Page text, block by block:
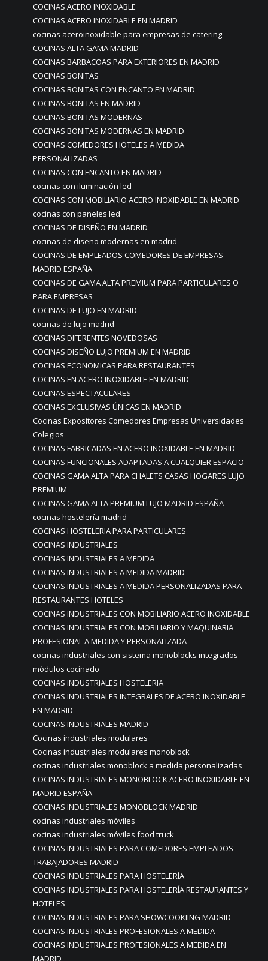
COCINAS ACERO INOXIDABLE
COCINAS ACERO INOXIDABLE EN MADRID
cocinas aceroinoxidable para empresas de catering
COCINAS ALTA GAMA MADRID
COCINAS BARBACOAS PARA EXTERIORES EN MADRID
COCINAS BONITAS
COCINAS BONITAS CON ENCANTO EN MADRID
COCINAS BONITAS EN MADRID
COCINAS BONITAS MODERNAS
COCINAS BONITAS MODERNAS EN MADRID
COCINAS COMEDORES HOTELES A MEDIDA
PERSONALIZADAS
COCINAS CON ENCANTO EN MADRID
cocinas con iluminación led
COCINAS CON MOBILIARIO ACERO INOXIDABLE EN MADRID
cocinas con paneles led
COCINAS DE DISEÑO EN MADRID
cocinas de diseño modernas en madrid
COCINAS DE EMPLEADOS COMEDORES DE EMPRESAS
MADRID ESPAÑA
COCINAS DE GAMA ALTA PREMIUM PARA PARTICULARES O
PARA EMPRESAS
COCINAS DE LUJO EN MADRID
cocinas de lujo madrid
COCINAS DIFERENTES NOVEDOSAS
COCINAS DISEÑO LUJO PREMIUM EN MADRID
COCINAS ECONOMICAS PARA RESTAURANTES
COCINAS EN ACERO INOXIDABLE EN MADRID
COCINAS ESPECTACULARES
COCINAS EXCLUSIVAS ÚNICAS EN MADRID
Cocinas Expositores Comedores Empresas Universidades
Colegios
COCINAS FABRICADAS EN ACERO INOXIDABLE EN MADRID
COCINAS FUNCIONALES ADAPTADAS A CUALQUIER ESPACIO
COCINAS GAMA ALTA PARA CHALETS CASAS HOGARES LUJO
PREMIUM
COCINAS GAMA ALTA PREMIUM LUJO MADRID ESPAÑA
cocinas hostelería madrid
COCINAS HOSTELERIA PARA PARTICULARES
COCINAS INDUSTRIALES
COCINAS INDUSTRIALES A MEDIDA
COCINAS INDUSTRIALES A MEDIDA MADRID
COCINAS INDUSTRIALES A MEDIDA PERSONALIZADAS PARA
RESTAURANTES HOTELES
COCINAS INDUSTRIALES CON MOBILIARIO ACERO INOXIDABLE
COCINAS INDUSTRIALES CON MOBILIARIO Y MAQUINARIA
PROFESIONAL A MEDIDA Y PERSONALIZADA
cocinas industriales con sistema monoblocks integrados
módulos cocinado
COCINAS INDUSTRIALES HOSTELERIA
COCINAS INDUSTRIALES INTEGRALES DE ACERO INOXIDABLE
EN MADRID
COCINAS INDUSTRIALES MADRID
Cocinas industriales modulares
Cocinas industriales modulares monoblock
cocinas industriales monoblock a medida personalizadas
COCINAS INDUSTRIALES MONOBLOCK ACERO INOXIDABLE EN
MADRID ESPAÑA
COCINAS INDUSTRIALES MONOBLOCK MADRID
cocinas industriales móviles
cocinas industriales móviles food truck
COCINAS INDUSTRIALES PARA COMEDORES EMPLEADOS
TRABAJADORES MADRID
COCINAS INDUSTRIALES PARA HOSTELERÍA
COCINAS INDUSTRIALES PARA HOSTELERÍA RESTAURANTES Y
HOTELES
COCINAS INDUSTRIALES PARA SHOWCOOKIING MADRID
COCINAS INDUSTRIALES PROFESIONALES A MEDIDA
COCINAS INDUSTRIALES PROFESIONALES A MEDIDA EN
MADRID